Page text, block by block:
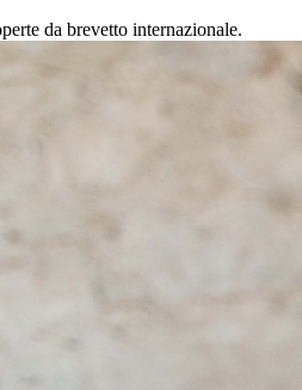
da brevetto internazionale.